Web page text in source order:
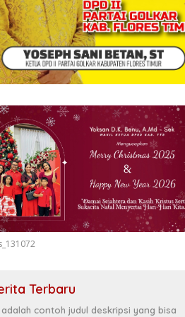
Terbaru
adalah contoh judul deskripsi yang bisa